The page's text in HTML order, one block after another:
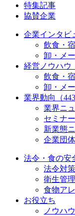
特集記事
協賛企業
企業インタビ
飲食・
卸・メ
経営ノウハウ
飲食・
卸・メ
業界動向（443
業界ニ
セミナ
新業態
企業団
法令・食の安
法令対策
衛生管理
食物ア
お役立ち
ノウハ